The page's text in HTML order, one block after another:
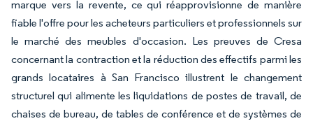
marque vers la revente, ce qui réapprovisionne de manière
fiable l'offre pour les acheteurs particuliers et professionnels sur
le marché des meubles d'occasion. Les preuves de Cresa
concernant la contraction et la réduction des effectifs parmi les
grands locataires à San Francisco illustrent le changement
structurel qui alimente les liquidations de postes de travail, de
chaises de bureau, de tables de conférence et de systèmes de